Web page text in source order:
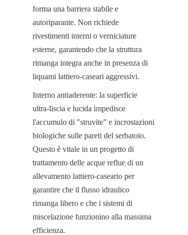
forma una barriera stabile e
autoriparante. Non richiede
rivestimenti interni o verniciature
esterne, garantendo che la struttura
rimanga integra anche in presenza di
liquami lattiero-caseari aggressivi.
Interno antiaderente: la superficie
ultra-liscia e lucida impedisce
l'accumulo di "struvite" e incrostazioni
biologiche sulle pareti del serbatoio.
Questo è vitale in un progetto di
trattamento delle acque reflue di un
allevamento lattiero-caseario per
garantire che il flusso idraulico
rimanga libero e che i sistemi di
miscelazione funzionino alla massima
efficienza.